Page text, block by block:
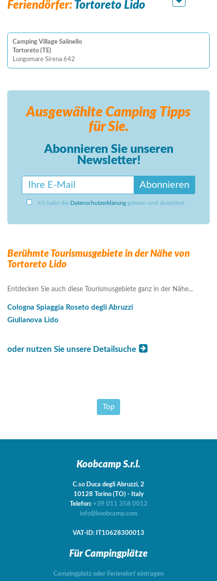
Feriendörfer: Tortoreto Lido
Camping Village Salinello
Tortoreto (TE)
Lungomare Sirena 642
Ausgewählte Camping Tipps
für Sie.
Abonnieren Sie unseren
Newsletter!
Abonnieren
Ich habe die Datenschutzerklärung gelesen und akzeptiert.
Berühmte Tourismusgebiete in der Nähe von
Tortoreto Lido
Entdecken Sie auch diese Tourismusgebiete ganz in der Nähe...
Cologna Spiaggia Roseto degli Abruzzi
Giulianova Lido
oder nutzen Sie unsere Detailsuche
Top
Koobcamp S.r.l.
C.so Duca degli Abruzzi, 2
10128 Torino (TO) - Italy
Telefon: +39 011 358 0012
info@koobcamp.com
VAT-ID: IT10628300013
Für Campingplätze
Campingplatz oder Feriendorf eintragen